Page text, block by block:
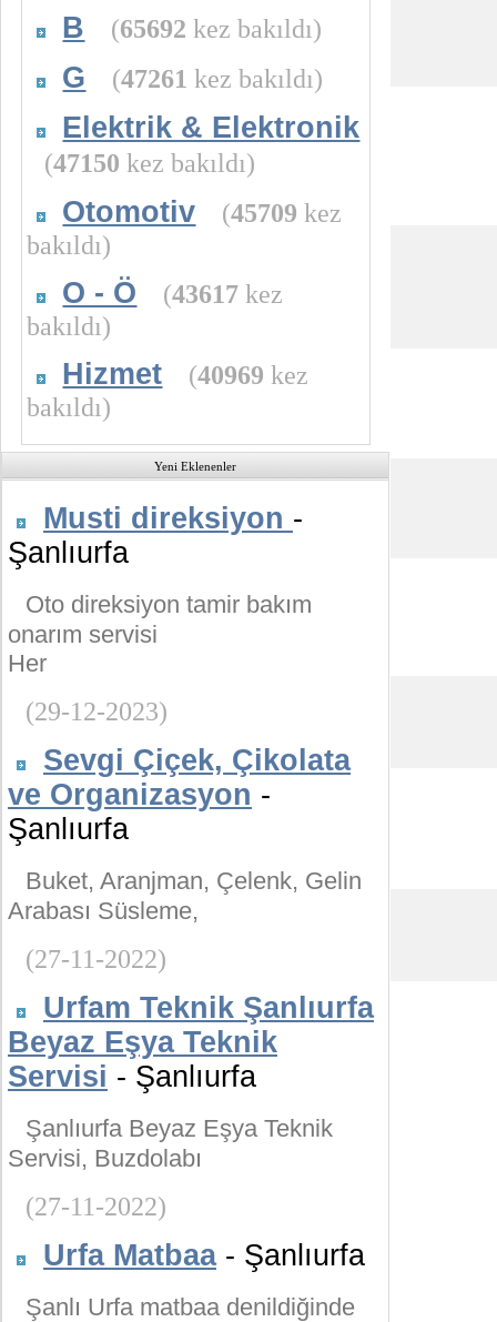
B (65692 kez bakıldı)
G (47261 kez bakıldı)
Elektrik & Elektronik
(47150 kez bakıldı)
Otomotiv (45709 kez
bakıldı)
O - Ö (43617 kez
bakıldı)
Hizmet (40969 kez
bakıldı)
Yeni Eklenenler
Musti direksiyon -
Şanlıurfa
Oto direksiyon tamir bakım
onarım servisi
Her
(29-12-2023)
Sevgi Çiçek, Çikolata
ve Organizasyon -
Şanlıurfa
Buket, Aranjman, Çelenk, Gelin
Arabası Süsleme,
(27-11-2022)
Urfam Teknik Şanlıurfa
Beyaz Eşya Teknik
Servisi - Şanlıurfa
Şanlıurfa Beyaz Eşya Teknik
Servisi, Buzdolabı
(27-11-2022)
Urfa Matbaa- Şanlıurfa
Şanlı Urfa matbaa denildiğinde